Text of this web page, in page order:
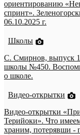
ориентированию
спринт».
06.10.2025 г.
Школы
С. Смирнов, выпуск
школы №450.
о школе.
Видео-открытки
Видео-открытки
Терийоки». Что
храним, потерявши -